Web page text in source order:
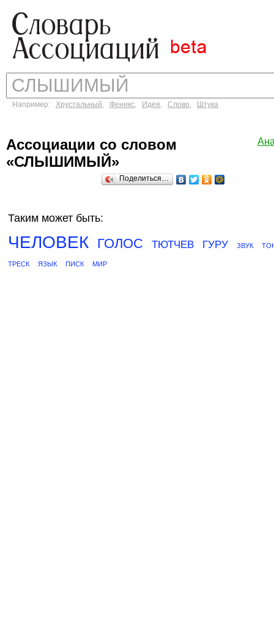
Например: Хрустальный, Феникс, Идея, Слово, Штука
Ассоциации со словом
«СЛЫШИМЫЙ»
Поделиться…
Таким может быть:
ЧЕЛОВЕК ГОЛОС ТЮТЧЕВ ГУРУ ЗВУК
ТРЕСК ЯЗЫК ПИСК МИР